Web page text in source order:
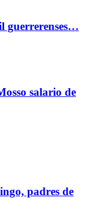
guerrerenses…
salario de
padres de